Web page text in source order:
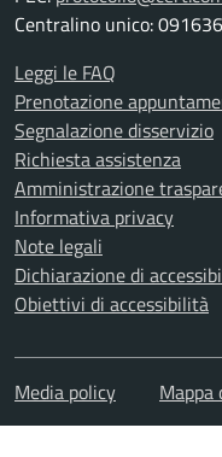
Centralino unico:
Leggi le FAQ
Prenotazione
Segnalazione disservizio
Richiesta assistenza
Amministrazione
Informativa privacy
Note legali
Dichiarazione di
Obiettivi di accessibilità
Media policy Mappa